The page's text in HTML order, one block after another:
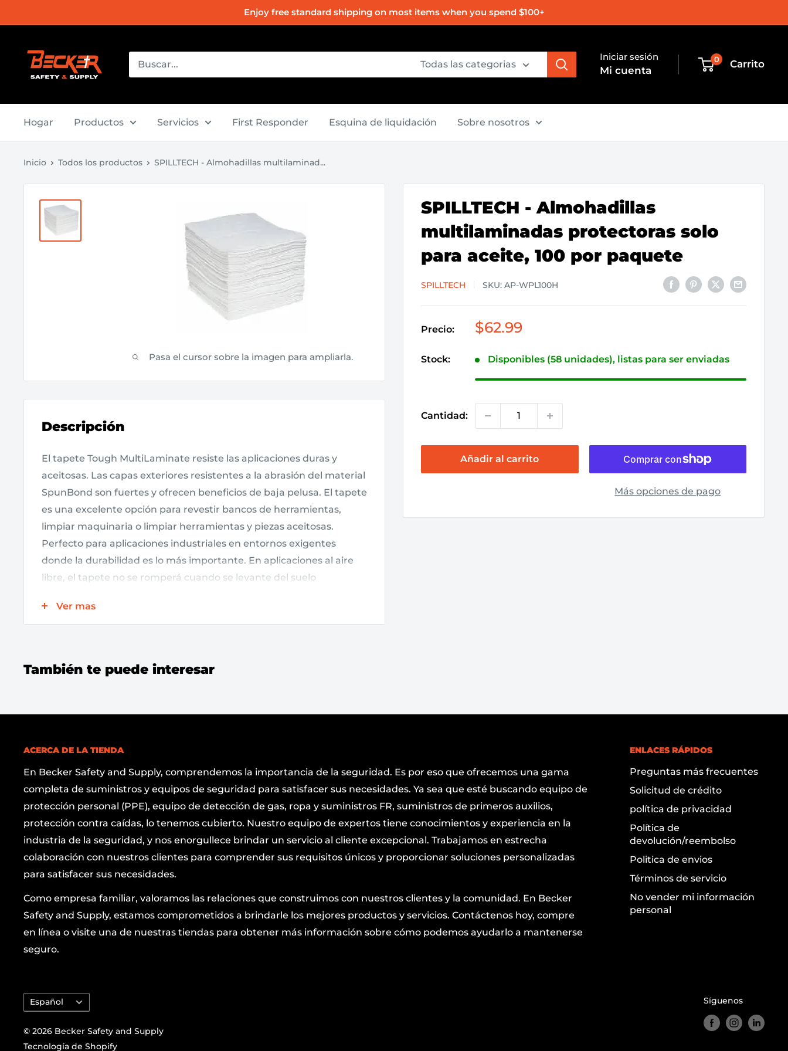
directamente
contenido
Enjoy free standard shipping on most items when you spend $100+
Safety
and
Todas las categorias
Iniciar sesión
Mi cuenta
0 Carrito
Hogar Productos Servicios First Responder Esquina de liquidación Sobre nosotros
Inicio Todos los productos SPILLTECH - Almohadillas multilaminad...
Pasa el cursor sobre la imagen para ampliarla.
SPILLTECH - Almohadillas
multilaminadas protectoras solo
para aceite, 100 por paquete
SPILLTECH SKU: AP-WPL100H
Precio:
Precio
venta
$62.99
Stock: Disponibles (58 unidades), listas para ser enviadas
Cantidad:
Añadir al carrito
Más opciones de pago
Descripción
El tapete Tough MultiLaminate resiste las aplicaciones duras y
aceitosas. Las capas exteriores resistentes a la abrasión del material
SpunBond son fuertes y ofrecen beneficios de baja pelusa. El tapete
es una excelente opción para revestir bancos de herramientas,
limpiar maquinaria o limpiar herramientas y piezas aceitosas.
Perfecto para aplicaciones industriales en entornos exigentes
donde la durabilidad es lo más importante. En aplicaciones al aire
libre, el tapete no se romperá cuando se levante del suelo
diferentes tamaños según su aplicación.
Ver mas
También te puede interesar
ACERCA DE LA TIENDA
En Becker Safety and Supply, comprendemos la importancia de la seguridad. Es por eso que ofrecemos una gama
completa de suministros y equipos de seguridad para satisfacer sus necesidades. Ya sea que esté buscando equipo de
protección personal (PPE), equipo de detección de gas, ropa y suministros FR, suministros de primeros auxilios,
protección contra caídas, lo tenemos cubierto. Nuestro equipo de expertos tiene conocimientos y experiencia en la
industria de la seguridad, y nos enorgullece brindar un servicio al cliente excepcional. Trabajamos en estrecha
colaboración con nuestros clientes para comprender sus requisitos únicos y proporcionar soluciones personalizadas
para satisfacer sus necesidades.
Como empresa familiar, valoramos las relaciones que construimos con nuestros clientes y la comunidad. En Becker
Safety and Supply, estamos comprometidos a brindarle los mejores productos y servicios. Contáctenos hoy, compre
en línea o visite una de nuestras tiendas para obtener más información sobre cómo podemos ayudarlo a mantenerse
seguro.
ENLACES RÁPIDOS
Preguntas más frecuentes
Solicitud de crédito
política de privacidad
Política de
devolución/reembolso
Politica de envios
Términos de servicio
No vender mi información
personal
Idioma
Español
© 2026 Becker Safety and Supply
Tecnología de Shopify
Síguenos